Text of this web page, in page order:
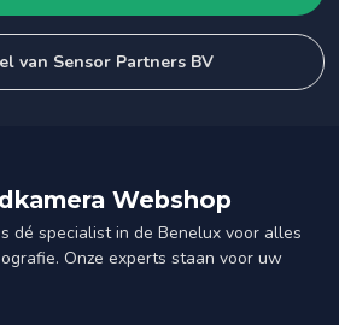
van Sensor Partners BV
Webshop
dé specialist in de Benelux voor alles
Onze experts staan voor uw